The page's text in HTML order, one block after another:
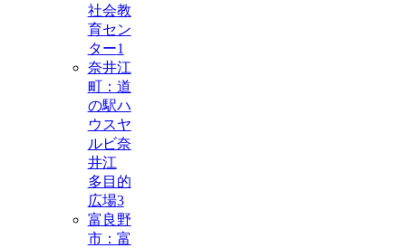
社会教
育セン
ター1
奈井江
町：道
の駅ハ
ウスヤ
ルビ奈
井江
多目的
広場3
富良野
市：富